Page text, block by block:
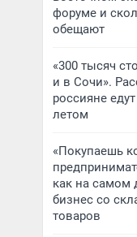
форуме и
обещают
«300 тысяч
и в Сочи».
россияне
летом
«Покупаешь
как на самом
бизнес со
товаров